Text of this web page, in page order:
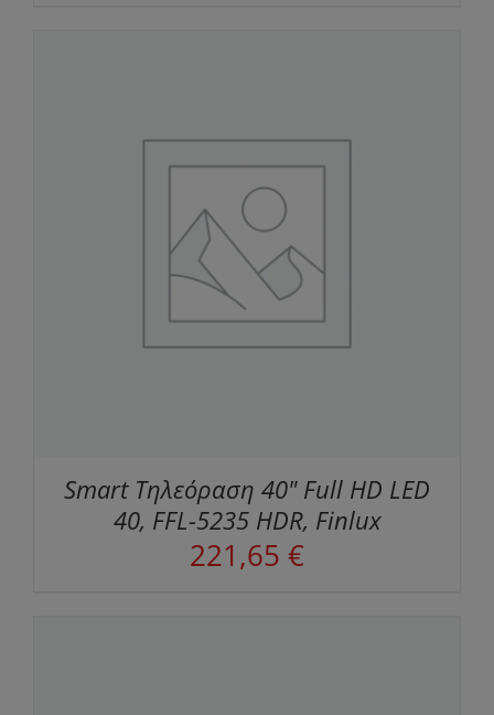
Smart Τηλεόραση 40" Full HD LED
40, FFL-5235 HDR, Finlux
221,65 €